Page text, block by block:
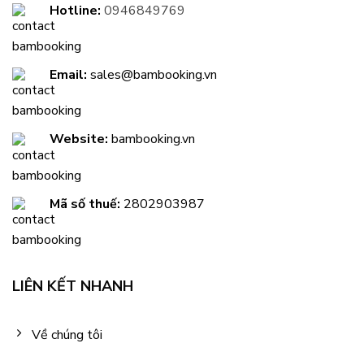
Hotline: 0946849769
Email: sales@bambooking.vn
Website: bambooking.vn
Mã số thuế: 2802903987
LIÊN KẾT NHANH
Về chúng tôi